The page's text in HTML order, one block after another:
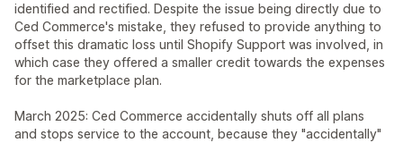
identified and rectified. Despite the issue being directly due to
Ced Commerce's mistake, they refused to provide anything to
offset this dramatic loss until Shopify Support was involved, in
which case they offered a smaller credit towards the expenses
for the marketplace plan.
March 2025: Ced Commerce accidentally shuts off all plans
and stops service to the account, because they "accidentally"